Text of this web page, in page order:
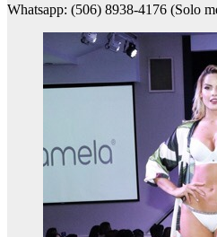
Whatsapp: (506) 8938-4176 (Solo